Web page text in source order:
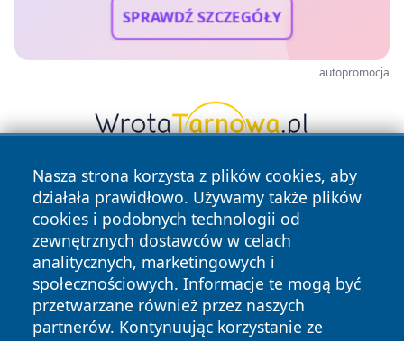
SPRAWDŹ SZCZEGÓŁY
autopromocja
Nasza strona korzysta z plików cookies, aby
działała prawidłowo. Używamy także plików
cookies i podobnych technologii od
zewnętrznych dostawców w celach
analitycznych, marketingowych i
społecznościowych. Informacje te mogą być
przetwarzane również przez naszych
partnerów. Kontynuując korzystanie ze
Copyright © 2026 lubliniec360.pl Wszystkie prawa
zastrzeżone.